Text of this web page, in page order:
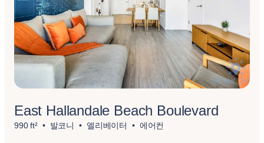
East Hallandale Beach Boulevard
990 ft² 발코니 엘리베이터 에어컨